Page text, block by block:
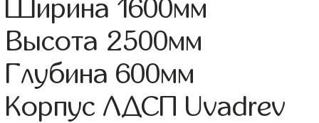
Ширина 1600мм
Высота 2500мм
Глубина 600мм
Корпус ЛДСП Uvadrev